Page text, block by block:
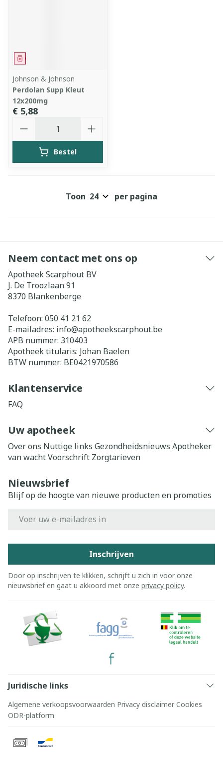
Geneesmiddel
Johnson & Johnson
Perdolan Supp Kleut
12x200mg
€ 5,88
Bestel
Toon per pagina
Neem contact met ons op
Apotheek Scarphout BV
J. De Troozlaan 91
8370 Blankenberge
Telefoon: 050 41 21 62
E-mailadres: info@apotheekscarphout.be
APB nummer: 310403
Apotheek titularis: Johan Baelen
BTW nummer: BE0421970586
Klantenservice
FAQ
Uw apotheek
Over ons Nuttige links Gezondheidsnieuws Apotheker
van wachtVoorschrift Zorgtarieven
Nieuwsbrief
Blijf op de hoogte van nieuwe producten en promoties
Inschrijven
Door op inschrijven te klikken, schrijft u zich in voor onze
nieuwsbrief en gaat u akkoord met onze privacy policy.
Juridische links
Algemene verkoopsvoorwaarden Privacy disclaimer Cookies
ODR-platform